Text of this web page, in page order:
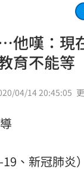
他嘆：現
育不能等
04/14 20:45:05
、新冠肺炎